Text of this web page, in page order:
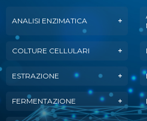
ANALISI ENZIMATICA
COLTURE CELLULARI
ESTRAZIONE
FERMENTAZIONE